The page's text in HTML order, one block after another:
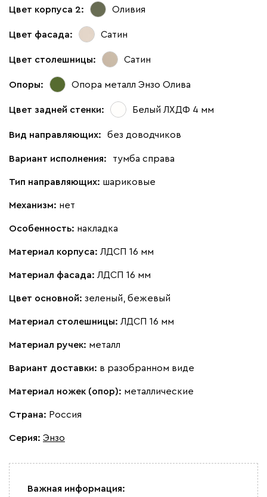
Цвет корпуса 2: Оливия
Цвет фасада: Сатин
Цвет столешницы: Сатин
Опоры: Опора металл Энзо Олива
Цвет задней стенки: Белый ЛХДФ 4 мм
Вид направляющих: без доводчиков
Вариант исполнения: тумба справа
Тип направляющих: шариковые
Механизм: нет
Особенность: накладка
Материал корпуса: ЛДСП 16 мм
Материал фасада: ЛДСП 16 мм
Цвет основной: зеленый, бежевый
Материал столешницы: ЛДСП 16 мм
Материал ручек: металл
Вариант доставки: в разобранном виде
Материал ножек (опор): металлические
Страна: Россия
Серия: Энзо
Важная информация: